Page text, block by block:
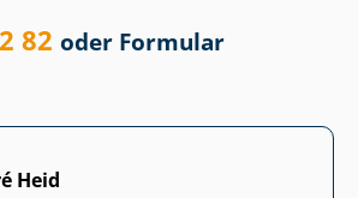
82 oder Formular
Heid